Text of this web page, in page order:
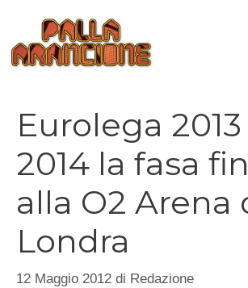
contenuto
Eurolega 2013
2014 la fasa
alla O2 Arena
Londra
12 Maggio 2012 di Redazione